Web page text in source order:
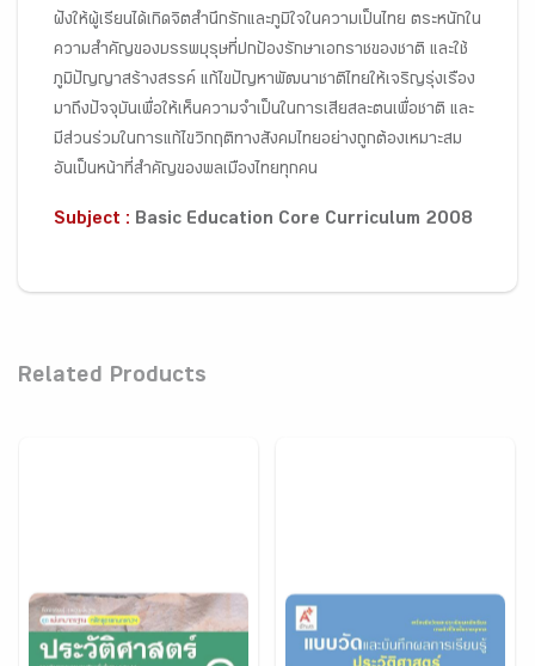
ฝังให้ผู้เรียนได้เกิดจิตสำนึกรักและภูมิใจในความเป็นไทย ตระหนักใน
ความสำคัญของบรรพบุรุษที่ปกป้องรักษาเอกราชของชาติ และใช้
ภูมิปัญญาสร้างสรรค์ แก้ไขปัญหาพัฒนาชาติไทยให้เจริญรุ่งเรือง
มาถึงปัจจุบันเพื่อให้เห็นความจำเป็นในการเสียสละตนเพื่อชาติ และ
มีส่วนร่วมในการแก้ไขวิกฤติทางสังคมไทยอย่างถูกต้องเหมาะสม
อันเป็นหน้าที่สำคัญของพลเมืองไทยทุกคน
Subject : Basic Education Core Curriculum 2008
Related Products